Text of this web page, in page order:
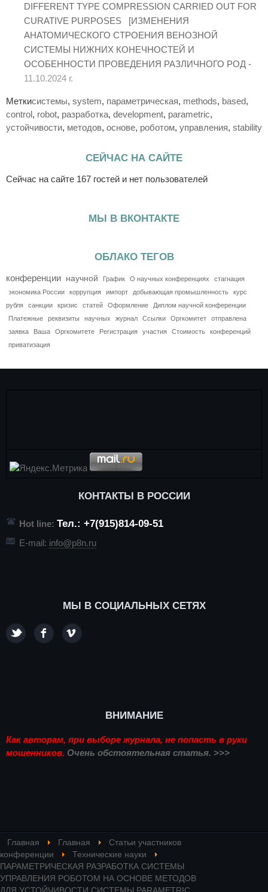
DIFFERENT TYPE COMPRESSION CARRIED OUT FOR
CURATIVE PURPOSES [ИЗМЕНЕНИЯ
АНАТОМИЧЕСКОГО СТРОЕНИЯ ВЕНОЗНОЙ
СИСТЕМЫ НИЖНИХ КОНЕЧНОСТЕЙ И
ОСОБЕННОСТИ ПРОВЕДЕНИЯ РАЗЛИЧНОГО РОД -
11.10.2024 г.
Меткисистемы, system, параметрическая, methods, based,
control, robot, разработка, development, parametric,
устойчивости, методов, основе, роботом, управления, stability
СЕЙЧАС НА САЙТЕ
Сейчас на сайте 167 гостей и нет пользователей
МЫ В ВКОНТАКТЕ
ОБЛАКО ТЕГОВ
конференции научной График О научных конференциях
стагнация
экономика России
коррупция импорт добывающая промышленность
курс
рубля
санкции кризис статей Оформление
Диплом научной конференции
Платежные
реквизиты научных журнал Ссылки Оргкомитет
отправлена
заявка
Ваша Оргкомитете Регистрация участия Стоимость
конференций
приватизация
КОНТАКТЫ В РОССИИ
Hot line: Тел.: +7(915)814-09-51
E-mail: info@p8n.ru
МЫ В СОЦИАЛЬНЫХ СЕТЯХ
ВНИМАНИЕ
Как авторам, при выборе журнала, не попасть в руки
мошенников. Очень обстоятельная статья. >>>
Главная Главная
Статьи участников
конференции
Технические науки
ПАРАМЕТРИЧЕСКАЯ РАЗРАБОТКА СИСТЕМЫ
УПРАВЛЕНИЯ РОБОТОМ НА ОСНОВЕ МЕТОДОВ